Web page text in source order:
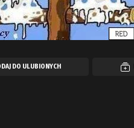
DO ULUBIONYCH